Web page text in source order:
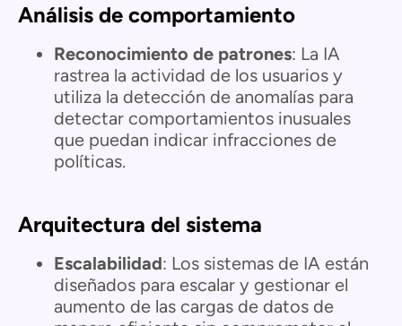
Análisis de comportamiento
Reconocimiento de patrones: La IA
rastrea la actividad de los usuarios y
utiliza la detección de anomalías para
detectar comportamientos inusuales
que puedan indicar infracciones de
políticas.
Arquitectura del sistema
Escalabilidad: Los sistemas de IA están
diseñados para escalar y gestionar el
aumento de las cargas de datos de